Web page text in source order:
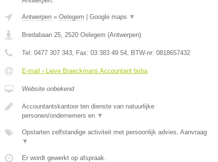
Antwerpen » Oelegem Google maps ▼
Bredabaan 25 2520 Oelegem (Antwerpen)
Tel: 0477 307 343 , Fax: 03 383 49 54 , BTW-nr: 0818657432
E-mail › Lieve Braeckmans Accountant bvba
Website onbekend
Accountantskantoor ten dienste van natuurlijke
personen/ondernemers en ▼
Opstarten zelfstandige activiteit met persoonlijk advies, Aanvraag
▼
Er wordt gewerkt op afspraak.